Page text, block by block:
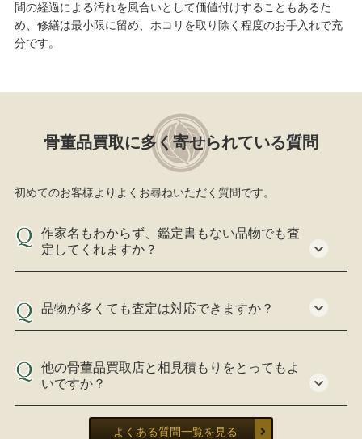
間の経過による汚れを風合いとして価値付けすることもあるた
め、修繕は最小限に留め、ホコリを取り除く程度のお手入れで充
分です。
骨董品買取に多く寄せられている質問
初めてのお客様よりよくお尋ねいただく質問です。
作家名もわからず、鑑定書もない品物でも査
定してくれますか？
品物が多くても査定は対応できますか？
他の骨董品買取店と相見積もりをとってもよ
いですか？
よくある質問一覧を見る